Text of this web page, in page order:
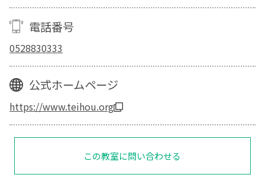
電話番号
0528830333
公式ホームページ
https://www.teihou.org
この教室に問い合わせる